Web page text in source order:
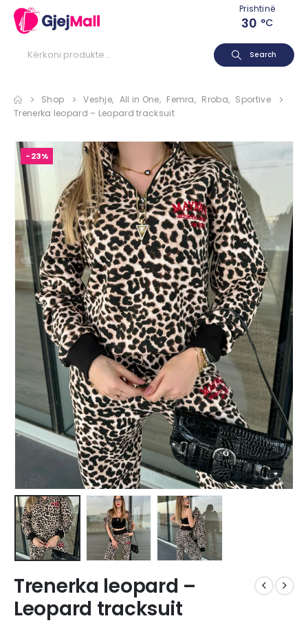
Prishtinë
30 °C
Search
Shop Veshje, All in One, Femra, Rroba, Sportive
Trenerka leopard – Leopard tracksuit
-23%
Trenerka leopard –
Leopard tracksuit